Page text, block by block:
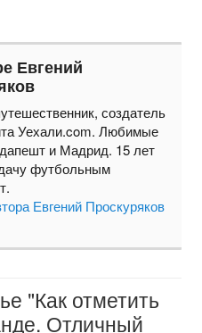
Евгений
создатель
Уехали.com. Любимые
и Мадрид. 15 лет
футбольным
Евгений Проскуряков
"Как отметить
Отличный